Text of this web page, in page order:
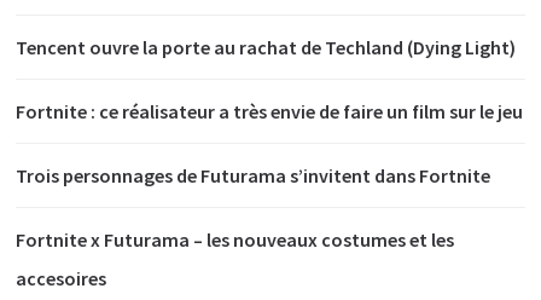
Tencent ouvre la porte au rachat de Techland (Dying Light)
Fortnite : ce réalisateur a très envie de faire un film sur le jeu
Trois personnages de Futurama s’invitent dans Fortnite
Fortnite x Futurama – les nouveaux costumes et les
accesoires